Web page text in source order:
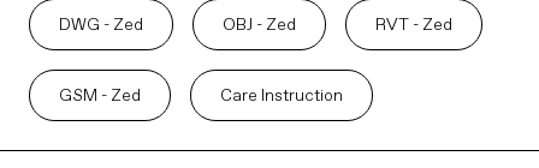
DWG - Zed OBJ - Zed RVT - Zed
GSM - Zed Care Instruction